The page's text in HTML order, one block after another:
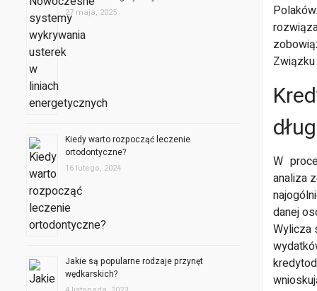
W
analiza
danej
Wylicza
27 maja, 2025
Kiedy warto rozpocząć leczenie
ortodontyczne?
16 lutego, 2024
Jakie są popularne rodzaje przynęt
wędkarskich?